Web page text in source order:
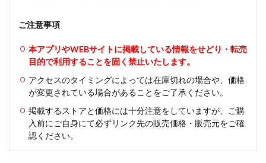
ご注意事項
本アプリやWEBサイトに掲載している情報をせどり・転売
目的で利用することを固く禁止いたします。
アクセスのタイミングによっては在庫切れの場合や、価格
が変更されている場合があることをご了承ください。
掲載するストアと価格には十分注意をしていますが、ご購
入前にご自身にて必ずリンク先の販売価格・販売元をご確
認ください。